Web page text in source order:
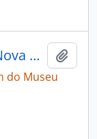
[Boletim do Museu Nacional Nova Série: Geologia]
do Museu